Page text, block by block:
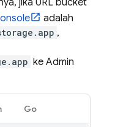
jika URL bucket
adalah
,
ke Admin
Go